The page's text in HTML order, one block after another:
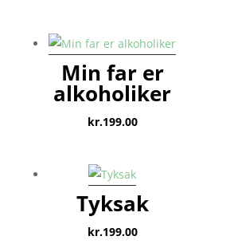
Min far er
alkoholiker
kr.199.00
Tyksak
kr.199.00